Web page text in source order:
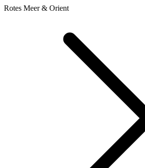
Rotes Meer & Orient